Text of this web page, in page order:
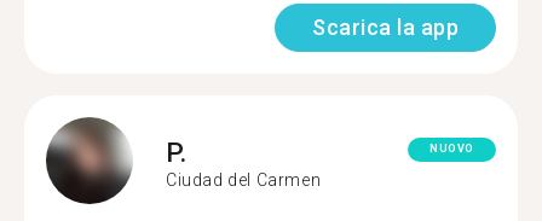
Scarica la app
P.
Ciudad del Carmen
NUOVO